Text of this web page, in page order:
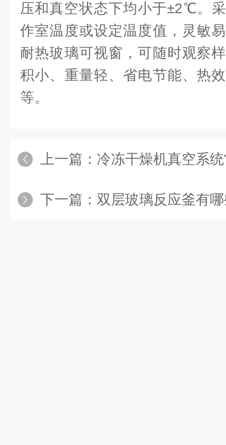
压和真空状态下均小于±2℃。
作室温度或设定温度值，灵敏
耐热玻璃可视窗，可随时观察
积小、重量轻、省电节能、热
等。
上一篇： 冷冻干燥机真空系统常
下一篇： 双层玻璃反应釜有